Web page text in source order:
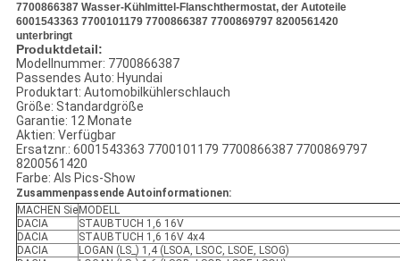
7700866387 Wasser-Kühlmittel-Flanschthermostat, der Autoteile
6001543363 7700101179 7700866387 7700869797 8200561420
unterbringt
Produktdetail:
Modellnummer: 7700866387
Passendes Auto: Hyundai
Produktart: Automobilkühlerschlauch
Größe: Standardgröße
Garantie: 12 Monate
Aktien: Verfügbar
Ersatznr.: 6001543363 7700101179 7700866387 7700869797
8200561420
Farbe: Als Pics-Show
Zusammenpassende Autoinformationen:
MACHEN Sie MODELL
DACIA
STAUBTUCH 1,6 16V
DACIA
STAUBTUCH 1,6 16V 4x4
DACIA
LOGAN (LS_) 1,4 (LSOA, LSOC, LSOE, LSOG)